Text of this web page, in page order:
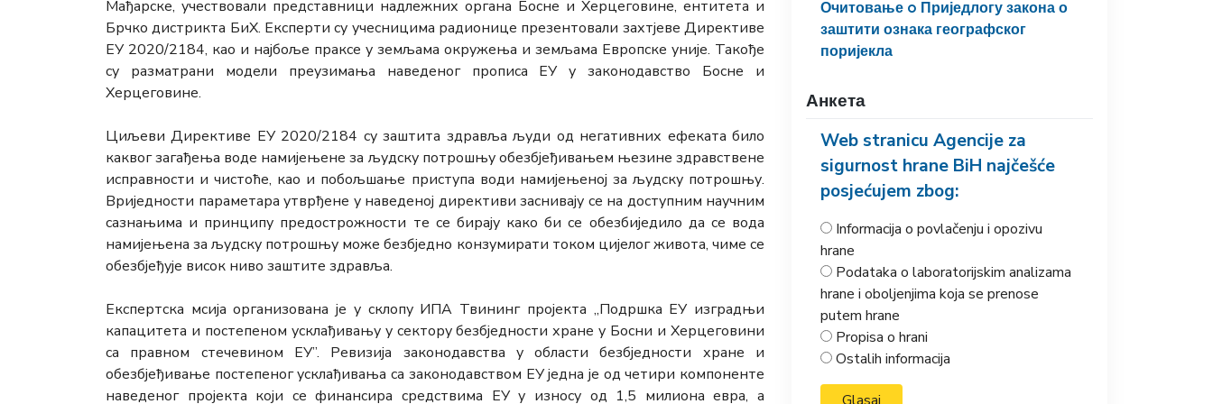
Мађарске, учествовали представници надлежних органа Босне и Херцеговине, ентитета и
Брчко дистрикта БиХ. Експерти су учесницима радионице презентовали захтјеве Директиве
ЕУ 2020/2184, као и најбоље праксе у земљама окружења и земљама Европске уније. Такође
су разматрани модели преузимања наведеног прописа ЕУ у законодавство Босне и
Херцеговине.
Циљеви Директиве ЕУ 2020/2184 су заштита здравља људи од негативних ефеката било
каквог загађења воде намијењене за људску потрошњу обезбјеђивањем њезине здравствене
исправности и чистоће, као и побољшање приступа води намијењеној за људску потрошњу.
Вриједности параметара утврђене у наведеној директиви заснивају се на доступним научним
сазнањима и принципу предострожности те се бирају како би се обезбиједило да се вода
намијењена за људску потрошњу може безбједно конзумирати током цијелог живота, чиме се
обезбјеђује висок ниво заштите здравља.
Експертска мсија организована је у склопу ИПА Твининг пројекта „Подршка ЕУ изградњи
капацитета и постепеном усклађивању у сектору безбједности хране у Босни и Херцеговини
са правном стечевином ЕУ”. Ревизија законодавства у области безбједности хране и
обезбјеђивање постепеног усклађивања са законодавством ЕУ једна је од четири компоненте
наведеног пројекта који се финансира средствима ЕУ у износу од 1,5 милиона евра, а
Очитовање o Приједлогу закона о
заштити ознака географског
поријекла
Анкета
Web stranicu Agencije za
sigurnost hrane BiH najčešće
posjećujem zbog:
Informacija o povlačenju i opozivu
hrane
Podataka o laboratorijskim analizama
hrane i oboljenjima koja se prenose
putem hrane
Propisa o hrani
Ostalih informacija